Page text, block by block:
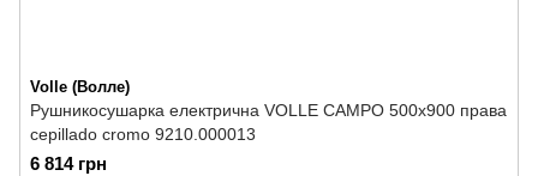
Volle (Волле)
Рушникосушарка електрична VOLLE CAMPO 500х900 права
cepillado cromo 9210.000013
6 814 грн